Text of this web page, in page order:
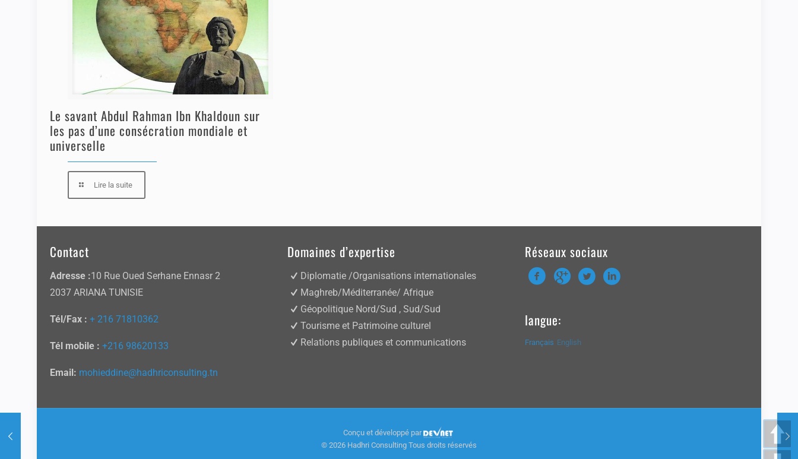
Le savant Abdul Rahman Ibn Khaldoun sur
les pas d’une consécration mondiale et
universelle
Lire la suite
Contact
Adresse :10 Rue Oued Serhane Ennasr 2
2037 ARIANA TUNISIE
Tél/Fax : + 216 71810362
Tél mobile : +216 98620133
Email: mohieddine@hadhriconsulting.tn
Domaines d’expertise
Diplomatie /Organisations internationales
Maghreb/Méditerranée/ Afrique
Géopolitique Nord/Sud , Sud/Sud
Tourisme et Patrimoine culturel
Relations publiques et communications
Réseaux sociaux
langue:
Français English
Conçu et développé par
© 2026 Hadhri Consulting Tous droits réservés